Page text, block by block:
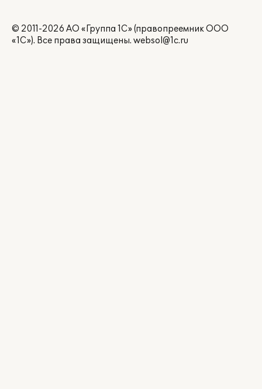
© 2011-2026 АО «Группа 1С» (правопреемник ООО
«1С»). Все права защищены. websol@1c.ru